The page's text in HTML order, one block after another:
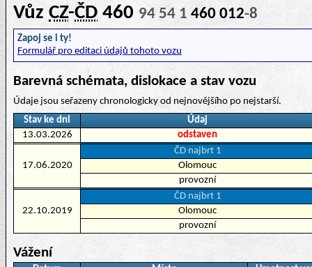
VůzCZ-ČD 46094 54 1 460 012-8
Zapoj se i ty!
Formulář pro editaci údajů tohoto vozu
Barevná schémata, dislokace a stav vozu
Údaje jsou seřazeny chronologicky od nejnovějšího po nejstarší.
Stav ke dni
Údaj
13.03.2026
odstaven
17.06.2020
ČD najbrt 1
Olomouc
provozní
22.10.2019
ČD najbrt 1
Olomouc
provozní
Vážení